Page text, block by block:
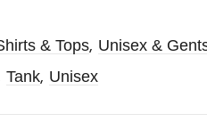
& Tops, Unisex &
Tank, Unisex